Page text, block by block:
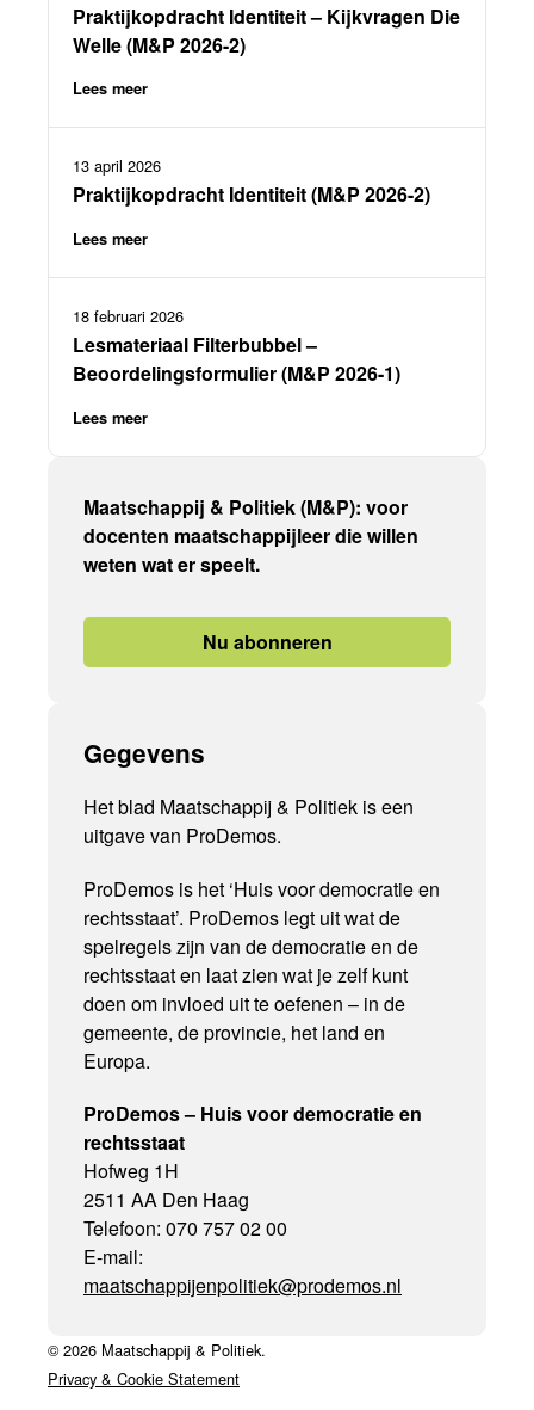
Praktijkopdracht Identiteit – Kijkvragen Die
Welle (M&P 2026-2)
Lees meer
13 april 2026
Praktijkopdracht Identiteit (M&P 2026-2)
Lees meer
18 februari 2026
Lesmateriaal Filterbubbel –
Beoordelingsformulier (M&P 2026-1)
Lees meer
Maatschappij & Politiek (M&P): voor
docenten maatschappijleer die willen
weten wat er speelt.
Nu abonneren
Gegevens
Het blad Maatschappij & Politiek is een
uitgave van ProDemos.
ProDemos is het ‘Huis voor democratie en
rechtsstaat’. ProDemos legt uit wat de
spelregels zijn van de democratie en de
rechtsstaat en laat zien wat je zelf kunt
doen om invloed uit te oefenen – in de
gemeente, de provincie, het land en
Europa.
ProDemos – Huis voor democratie en
rechtsstaat
Hofweg 1H
2511 AA Den Haag
Telefoon: 070 757 02 00
E-mail:
maatschappijenpolitiek@prodemos.nl
© 2026 Maatschappij & Politiek.
Privacy & Cookie Statement